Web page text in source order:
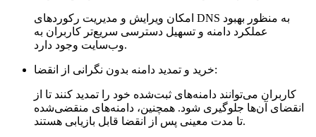
امکان ویرایش و مدیریت رکوردهای DNS به منظور بهبود
عملکرد دامنه و تسهیل دسترسی سریع‌تر کاربران به
وب‌سایت وجود دارد.
خرید و تمدید دامنه بدون نگرانی از انقضا:
کاربران می‌توانند دامنه‌های ثبت‌شده خود را تمدید کنند تا از
انقضای آن‌ها جلوگیری شود. همچنین، دامنه‌های منقضی‌شده
تا مدت معینی پس از انقضا قابل بازیابی هستند.